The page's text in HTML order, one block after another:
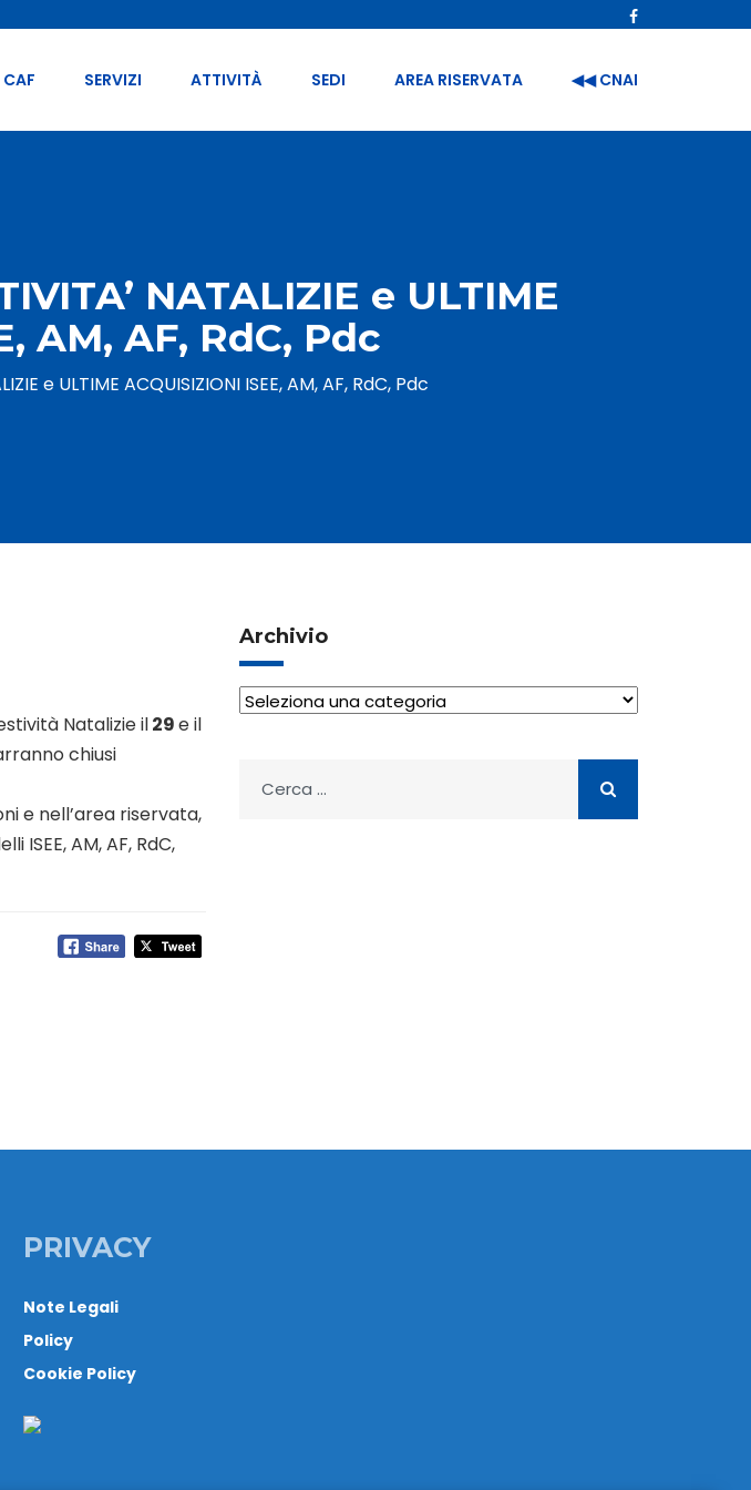
CAF SERVIZI ATTIVITÀ SEDI AREA RISERVATA ◀︎◀︎ CNAI
NATALIZIE e ULTIME
AM, AF, RdC, Pdc
e ULTIME ACQUISIZIONI ISEE, AM, AF, RdC, Pdc
Natalizie il29e il
chiusi
e nell’area riservata,
AM, AF, RdC,
Archivio
Archivio
per:
PRIVACY
Note Legali
Policy
Cookie Policy